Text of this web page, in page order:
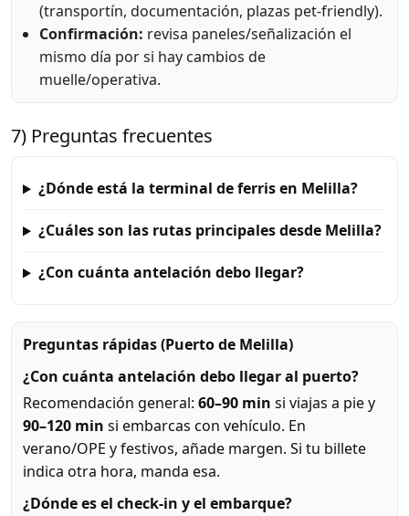
(transportín, documentación, plazas pet-friendly).
Confirmación: revisa paneles/señalización el
mismo día por si hay cambios de
muelle/operativa.
7) Preguntas frecuentes
¿Dónde está la terminal de ferris en Melilla?
¿Cuáles son las rutas principales desde Melilla?
¿Con cuánta antelación debo llegar?
Preguntas rápidas (Puerto de Melilla)
¿Con cuánta antelación debo llegar al puerto?
Recomendación general: 60–90 min si viajas a pie y
90–120 min si embarcas con vehículo. En
verano/OPE y festivos, añade margen. Si tu billete
indica otra hora, manda esa.
¿Dónde es el check-in y el embarque?